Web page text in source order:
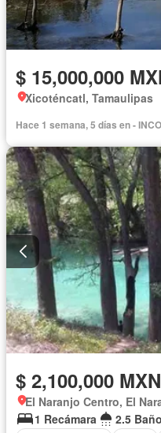
$ 15,000,000
Xicoténcatl, Tamaulipas
Hace 1 semana, 5 días en -
$ 2,100,000 MXN
El Naranjo Centro, El
1 Recámara
2.5